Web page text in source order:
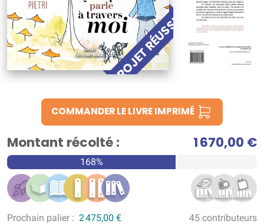
PROJET RÉUSSI !
COMMANDER LE LIVRE IMPRIMÉ
Montant récolté : 1 670,00 €
168%
Prochain palier : 2 475,00 € 45 contributeurs